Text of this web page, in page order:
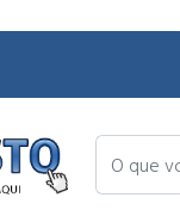
O que você